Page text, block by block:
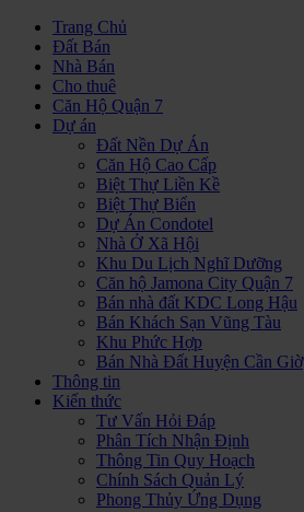
Trang Chủ
Đất Bán
Nhà Bán
Cho thuê
Căn Hộ Quận 7
Dự án
Đất Nền Dự Án
Căn Hộ Cao Cấp
Biệt Thự Liền Kề
Biệt Thự Biển
Dự Án Condotel
Nhà Ở Xã Hội
Khu Du Lịch Nghĩ Dưỡng
Căn hộ Jamona City Quận 7
Bán nhà đất KDC Long Hậu
Bán Khách Sạn Vũng Tàu
Khu Phức Hợp
Bán Nhà Đất Huyện Cần Giờ
Thông tin
Kiến thức
Tư Vấn Hỏi Đáp
Phân Tích Nhận Định
Thông Tin Quy Hoạch
Chính Sách Quản Lý
Phong Thủy Ứng Dụng